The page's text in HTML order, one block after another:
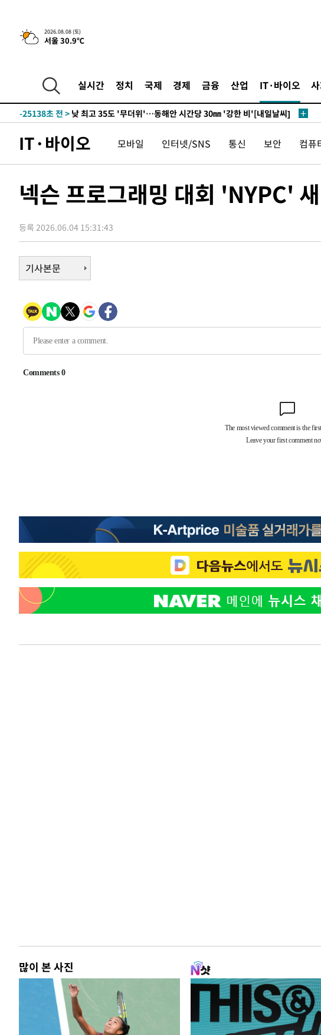
2026.08.08 (토)
서울 30.9℃
실시간 정치 국제 경제 금융 산업 IT·바이오
5시간 전 >[속보]뉴욕증시 상승 마감…S&P 0.6% 나스닥 1.3%↑
-31895초 전 >[속보]與 대표 경선 제주·인천 당원투표…金 47.75%·鄭
-31364초 전 >
[속보]與 당대표 경선, 제주·인천 권리당원 투표 김민석 승리
-25138초 전 >
-24408초 전 > [속보]이강인 "감독님이 원하는 마음 느꼈고, 많은 트로피 원해 아
-23159초 전 > 온열질환 사망자 3명 늘어…누적 환자 3000명 돌파
-17104초 전 >강릉에 시간당 81.4㎜ 물폭탄…도로 잠기고 담벼락 붕괴
-10921초 전 >선재도서 해루질 나섰다 실종 60대, 닷새 만에 숨진 채 발견
-7831초 전 >여수 오동도 해상서 모터보트 전복…1명 사망·1명 실종
-4058초 전 >극한폭염 한풀 꺾이지만…'낮 최고 35도' 무더위, 열대야 계속[다음
주 날씨]
-1076초 전 >
6분 전 >[속보]'압수수색·성접대 논란' 축구협회 "실망과 걱정 안겨드려 죄송"
5시간 전 > [속보]뉴욕증시 상승 마감…S&P 0.6% 나스닥 1.3%↑
-31895초 전 >[속보]與 대표 경선 제주·인천 당원투표…金 47.75%·鄭
42.08%·宋 10.17%
-31429초 전 > 이강인 "아틀레티코 이적 기뻐…등번호 7번 의미보단 팀 위해 뛸
-25138초 전 >
온열질환 사망자 3명 늘어…누적 환자 3000명 돌파
강릉에 시간당 81.4㎜ 물폭탄…도로 잠기고 담벼락 붕괴
-4058초 전 >
극한폭염 한풀 꺾이지만…'낮 최고 35도' 무더위, 열대야 계속[다음
주 날씨]
-1076초 전 >축구협회 "압수수색·성접대 논란 사과…쇄신의 기회로 삼겠다"
6분 전 > [속보]'압수수색·성접대 논란' 축구협회 "실망과 걱정 안겨드려 죄송"
3시간 전 >'최고 37도' 폭염 지속…강원동해안 최대 150㎜ 비
5시간 전 > [속보]뉴욕증시 상승 마감…S&P 0.6% 나스닥 1.3%↑
IT·바이오 모바일 인터넷/SNS 통신 보안 컴퓨
넥슨 프로그래밍 대회 'NYPC'
등록 2026.06.04 15:31:43
기사본문
많이 본 사진